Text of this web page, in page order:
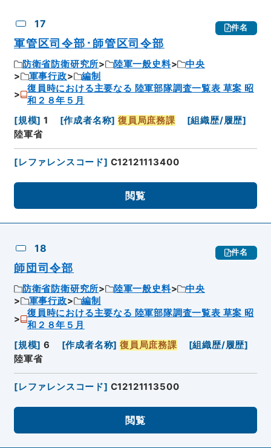
17 件名
軍管区司令部･師管区司令部
防衛省防衛研究所 陸軍一般史料
中央
軍事行政
編制
復員時における主要なる 陸軍部隊調査一覧表 草案 昭
和２８年５月
[規模] 1 [作成者名称] 復員局庶務課 [組織歴/履歴]
陸軍省
[レファレンスコード] C12121113400
閲覧
18 件名
師団司令部
防衛省防衛研究所 陸軍一般史料
中央
軍事行政
編制
復員時における主要なる 陸軍部隊調査一覧表 草案 昭
和２８年５月
[規模] 6 [作成者名称] 復員局庶務課 [組織歴/履歴]
陸軍省
[レファレンスコード] C12121113500
閲覧